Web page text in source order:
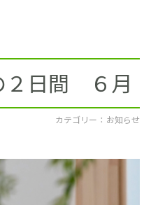
イベント
ブログ
地元のビルダー
２日間 ６月
カテゴリー ： お知らせ